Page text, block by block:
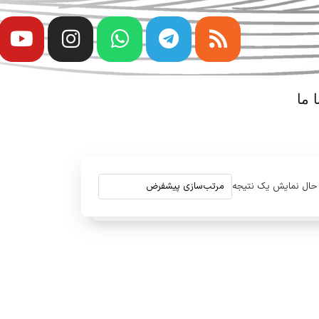
ما
حال نمایش یک نتیجه